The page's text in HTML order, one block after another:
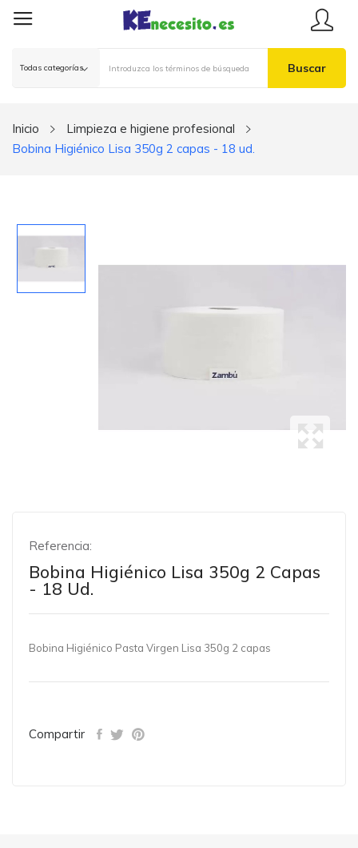
Buscar
Inicio
Limpieza e higiene profesional
Bobina Higiénico Lisa 350g 2 capas - 18 ud.
Referencia:
Bobina Higiénico Lisa 350g 2 Capas
- 18 Ud.
Bobina Higiénico Pasta Virgen Lisa 350g 2 capas
Compartir